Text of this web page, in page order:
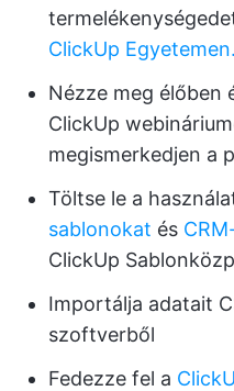
ClickUp Egyetemen.
Nézze meg élőben
ClickUp
megismerkedjen a
Töltse le a
sablonokat és
ClickUp
Importálja adatait
szoftverből
Fedezze fel a